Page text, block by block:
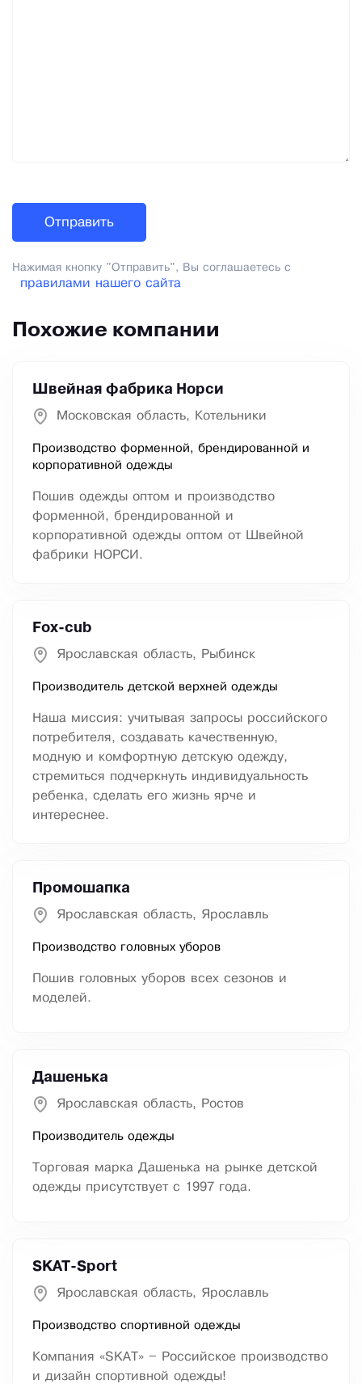
Нажимая кнопку "Отправить", Вы соглашаетесь с
правилами нашего сайта
Похожие компании
Швейная фабрика Норси
Московская область, Котельники
Производство форменной, брендированной и
корпоративной одежды
Пошив одежды оптом и производство
форменной, брендированной и
корпоративной одежды оптом от Швейной
фабрики НОРСИ.
Fox-cub
Ярославская область, Рыбинск
Производитель детской верхней одежды
Наша миссия: учитывая запросы российского
потребителя, создавать качественную,
модную и комфортную детскую одежду,
стремиться подчеркнуть индивидуальность
ребенка, сделать его жизнь ярче и
интереснее.
Промошапка
Ярославская область, Ярославль
Производство головных уборов
Пошив головных уборов всех сезонов и
моделей.
Дашенька
Ярославская область, Ростов
Производитель одежды
Торговая марка Дашенька на рынке детской
одежды присутствует с 1997 года.
SKAT-Sport
Ярославская область, Ярославль
Производство спортивной одежды
Компания «SKAT» – Российское производство
и дизайн спортивной одежды!